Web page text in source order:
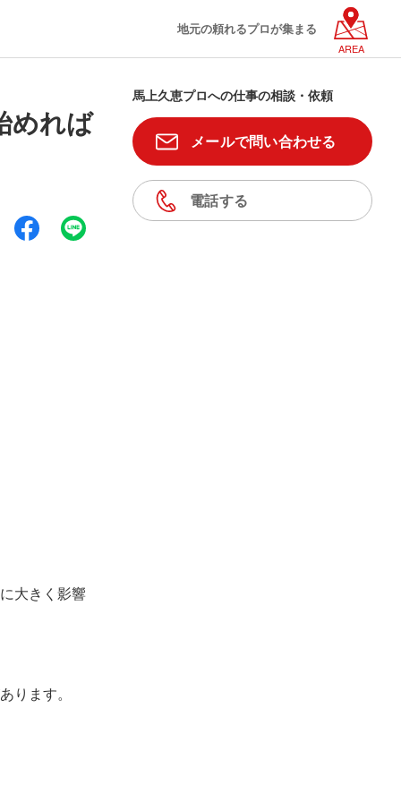
地元の頼れるプロが集まる
AREA
めれば
大きく影響
ります。
馬上久恵プロへの仕事の相談・依頼
メールで問い合わせる
電話する